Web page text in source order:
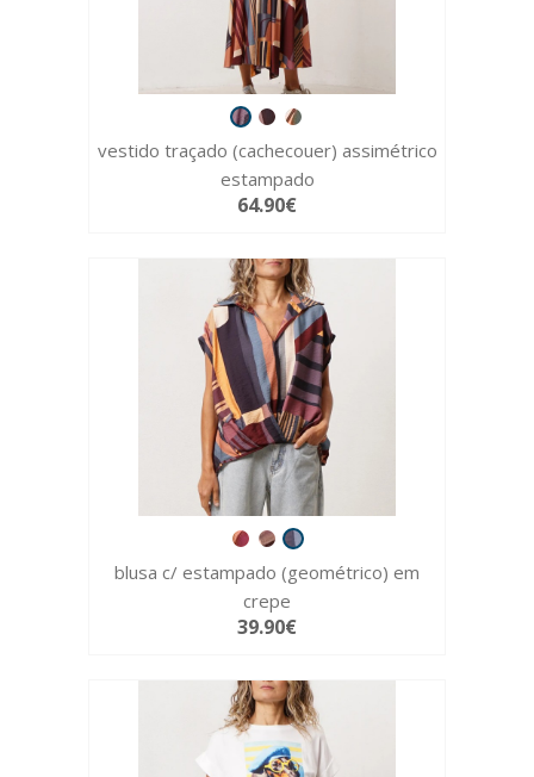
vestido traçado (cachecouer) assimétrico
estampado
64.90€
blusa c/ estampado (geométrico) em
crepe
39.90€